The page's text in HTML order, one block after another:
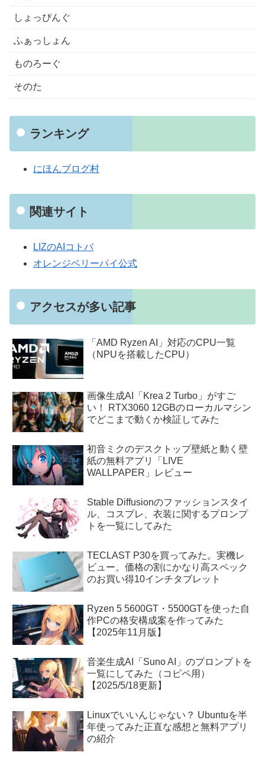
しょっぴんぐ
ふぁっしょん
ものろーぐ
そのた
ランキング
にほんブログ村
関連サイト
LIZのAIコトバ
オレンジベリーパイ公式
アクセスが多い記事
「AMD Ryzen AI」対応のCPU一覧
（NPUを搭載したCPU）
画像生成AI「Krea 2 Turbo」がすご
い！ RTX3060 12GBのローカルマシン
でどこまで動くか検証してみた
初音ミクのデスクトップ壁紙と動く壁
紙の無料アプリ「LIVE
WALLPAPER」レビュー
Stable Diffusionのファッションスタイ
ル、コスプレ、衣装に関するプロンプ
トを一覧にしてみた
TECLAST P30を買ってみた。実機レ
ビュー。価格の割にかなり高スペック
のお買い得10インチタブレット
Ryzen 5 5600GT・5500GTを使った自
作PCの格安構成案を作ってみた
【2025年11月版】
音楽生成AI「Suno AI」のプロンプトを
一覧にしてみた（コピペ用）
【2025/5/18更新】
Linuxでいいんじゃない？ Ubuntuを半
年使ってみた正直な感想と無料アプリ
の紹介